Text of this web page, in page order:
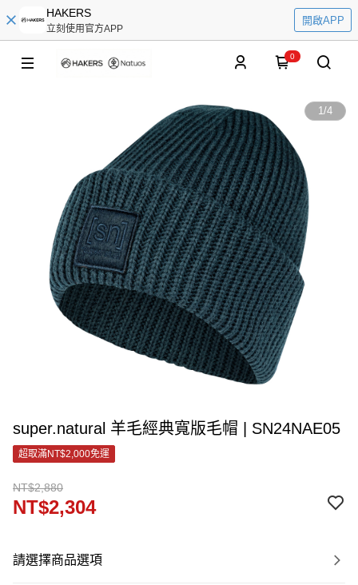
HAKERS
立刻使用官方APP
開啟APP
0
1/4
super.natural 羊毛經典寬版毛帽 | SN24NAE05
超取滿NT$2,000免運
NT$2,880
NT$2,304
請選擇商品選項